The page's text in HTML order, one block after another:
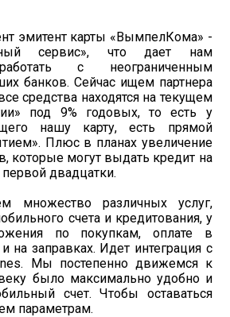
эмитент карты «ВымпелКома» -
сервис», что дает нам
с неограниченным
банков. Сейчас ищем партнера
средства находятся на текущем
под 9% годовых, то есть у
нашу карту, есть прямой
Плюс в планах увеличение
которые могут выдать кредит на
первой двадцатки.
множество различных услуг,
счета и кредитования, у
по покупкам, оплате в
и на заправках. Идет интеграция с
Мы постепенно движемся к
было максимально удобно и
счет. Чтобы оставаться
параметрам.